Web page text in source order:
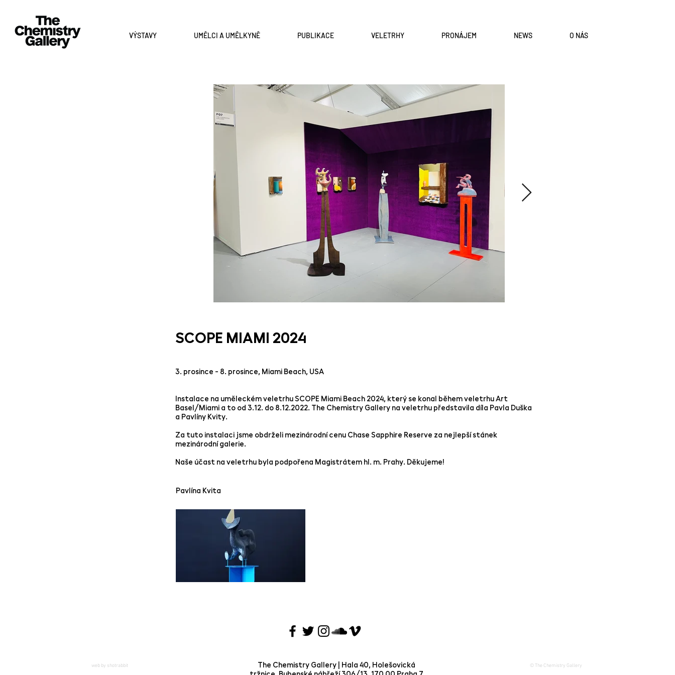
VÝSTAVY UMĚLCI A UMĚLKYNĚ PUBLIKACE VELETRHY PRONÁJEM NEWS O NÁS
SCOPE MIAMI 2024
3. prosince - 8. prosince, Miami Beach, USA
Instalace na uměleckém veletrhu SCOPE Miami Beach 2024, který se konal během veletrhu Art
Basel/Miami a to od 3.12. do 8.12.2022. The Chemistry Gallery na veletrhu představila díla Pavla Duška
a Pavlíny Kvity.
​Za tuto instalaci jsme obdrželi mezinárodní cenu Chase Sapphire Reserve za nejlepší stánek
mezinárodní galerie.
Naše účast na veletrhu byla podpořena Magistrátem hl. m. Prahy. Děkujeme!
Pavlína Kvita
web by shotrabbit
The Chemistry Gallery | Hala 40, Holešovická
© The Chemistry Gallery